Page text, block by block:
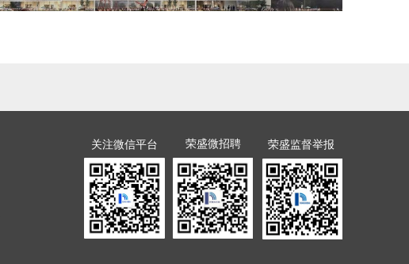
荣盛微招聘
关注微信平台 荣盛监督举报